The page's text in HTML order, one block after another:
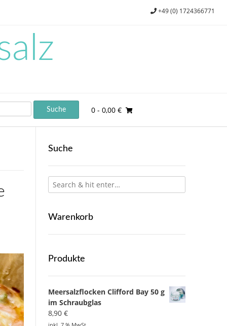
+49 (0) 1724366771
0- 0,00 €
Suche
Warenkorb
Produkte
Meersalzflocken Clifford Bay 50 g
im Schraubglas
8,90 €